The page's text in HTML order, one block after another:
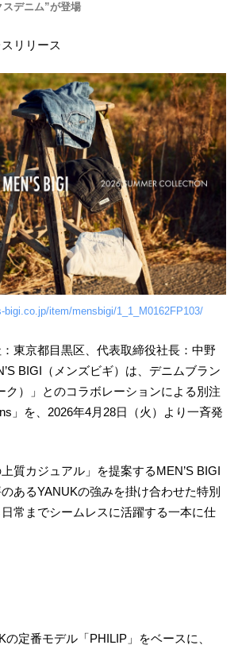
デニム”が登場
リリース
bigi.co.jp/item/mensbigi/1_1_M0162FP103/
東京都目黒区、代表取締役社長：中野
BIGI（メンズビギ）は、デニムブラン
ク）」とのコラボレーションによる別注
」を、2026年4月28日（火）より一斉発
質カジュアル」を提案するMEN’S BIGI
あるYANUKの強みを掛け合わせた特別
常までシームレスに活躍する一本に仕
定番モデル「PHILIP」をベースに、